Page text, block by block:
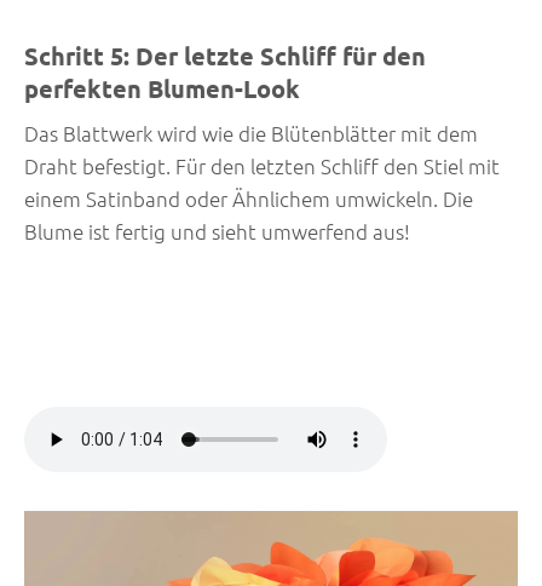
Schritt 5: Der letzte Schliff für den
perfekten Blumen-Look
Das Blattwerk wird wie die Blütenblätter mit dem
Draht befestigt. Für den letzten Schliff den Stiel mit
einem Satinband oder Ähnlichem umwickeln. Die
Blume ist fertig und sieht umwerfend aus!